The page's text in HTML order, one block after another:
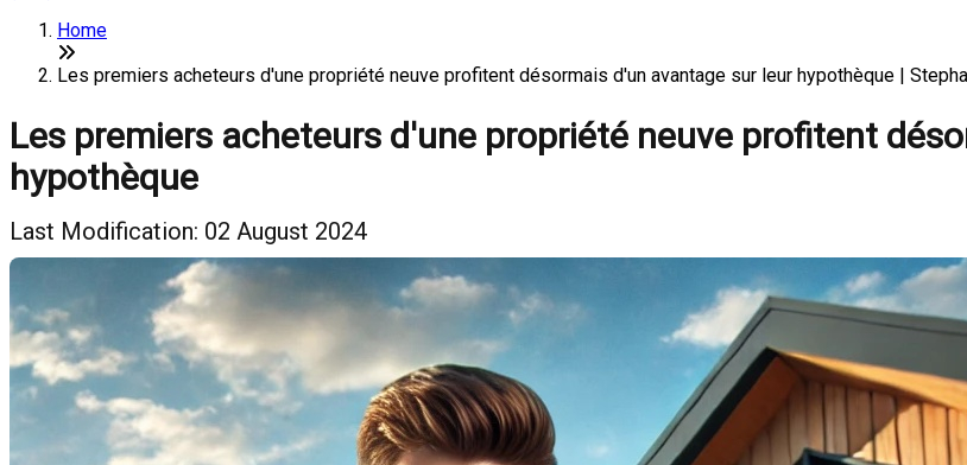
Home
Les premiers acheteurs d'une propriété neuve profitent désormais d'un avantage sur leur hypothèque |
Les premiers acheteurs d'une propriété neuve profitent
hypothèque
Last Modification: 02 August 2024